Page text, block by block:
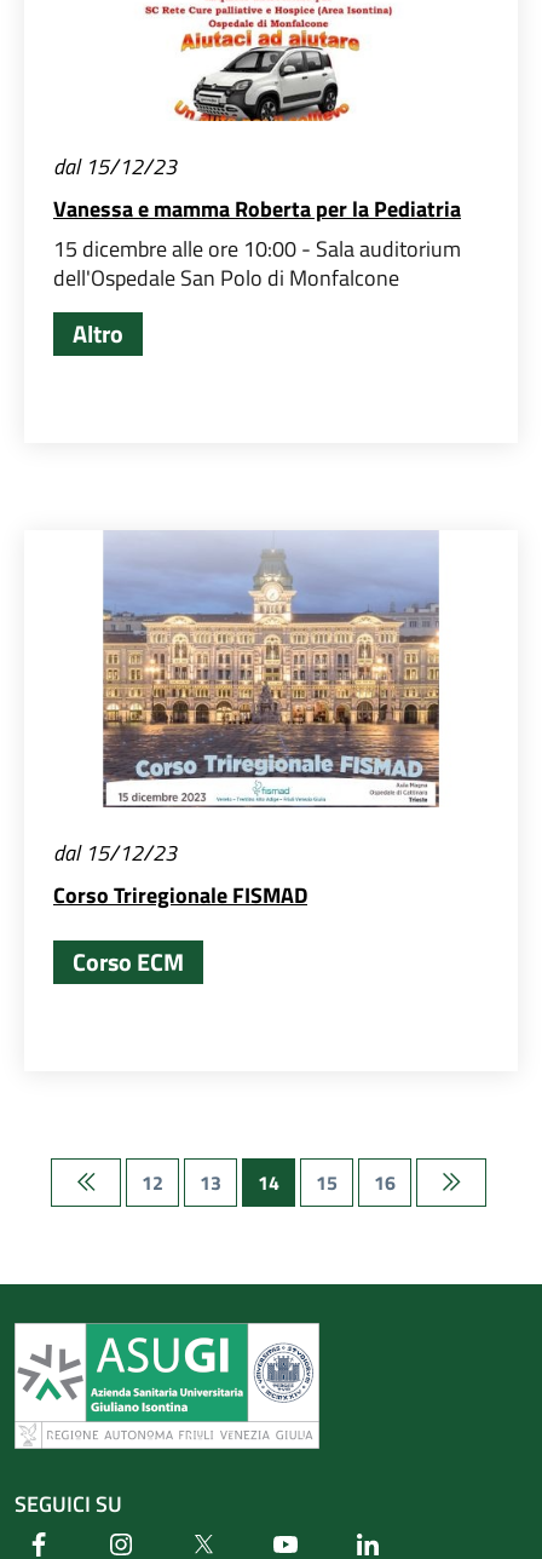
dal 15/12/23
Vanessa e mamma Roberta per la Pediatria
15 dicembre alle ore 10:00 - Sala auditorium
dell'Ospedale San Polo di Monfalcone
Altro
dal 15/12/23
Corso Triregionale FISMAD
Corso ECM
Prima pagina
12 13 14 15 16 Ultima
SEGUICI SU
Facebook Instagram Twitter Youtube